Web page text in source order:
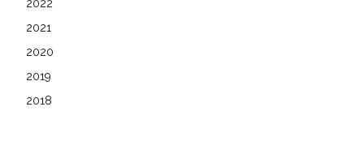
2022
2021
2020
2019
2018